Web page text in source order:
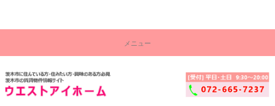
木
市
賃
茨木市の賃貸物件情報サイト！ウエストアイ株式会社
メニュー
コ
ン